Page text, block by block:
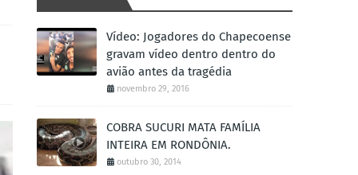
Vídeo: Jogadores do Chapecoense
gravam vídeo dentro dentro do
avião antes da tragédia
novembro 29, 2016
COBRA SUCURI MATA FAMÍLIA
INTEIRA EM RONDÔNIA.
outubro 30, 2014